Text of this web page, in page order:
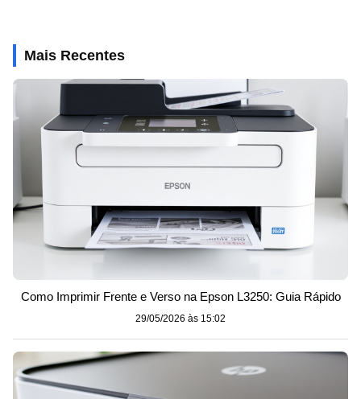
Mais Recentes
Como Imprimir Frente e Verso na Epson L3250: Guia Rápido
29/05/2026 às 15:02